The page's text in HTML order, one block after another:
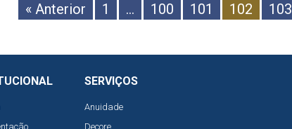
« Anterior 1 … 100 101 102 103
SERVIÇOS
Anuidade
Decore